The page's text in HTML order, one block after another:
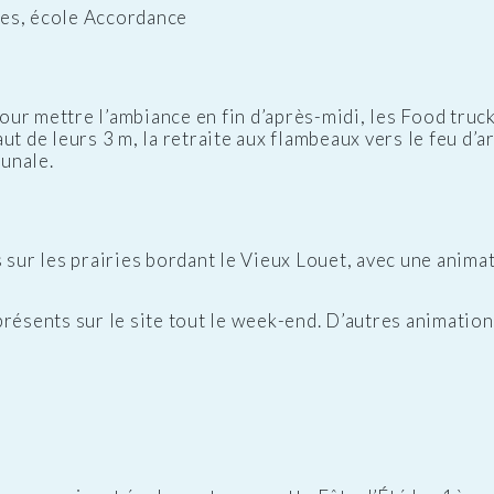
école Accordance
mettre l’ambiance en fin d’après-midi, les Food
de leurs 3 m, la retraite aux flambeaux vers le feu
les prairies bordant le Vieux Louet, avec une
sur le site tout le week-end. D’autres